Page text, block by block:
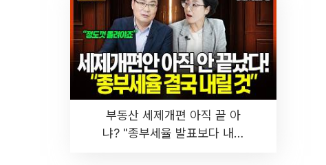
부동산 세제개편 아직 끝 아
냐? "종부세율 발표보다 내릴